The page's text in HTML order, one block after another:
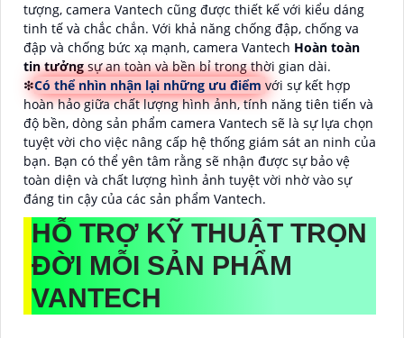
tượng, camera Vantech cũng được thiết kế với kiểu dáng
tinh tế và chắc chắn. Với khả năng chống đập, chống va
đập và chống bức xạ mạnh, camera Vantech Hoàn toàn
tin tưởngsự an toàn và bền bỉ trong thời gian dài.
❇Có thể nhìn nhận lại những ưu điểm với sự kết hợp
hoàn hảo giữa chất lượng hình ảnh, tính năng tiên tiến và
độ bền, dòng sản phẩm camera Vantech sẽ là sự lựa chọn
tuyệt vời cho việc nâng cấp hệ thống giám sát an ninh của
bạn. Bạn có thể yên tâm rằng sẽ nhận được sự bảo vệ
toàn diện và chất lượng hình ảnh tuyệt vời nhờ vào sự
đáng tin cậy của các sản phẩm Vantech.
HỖ TRỢ KỸ THUẬT TRỌN
ĐỜI MỖI SẢN PHẨM
VANTECH